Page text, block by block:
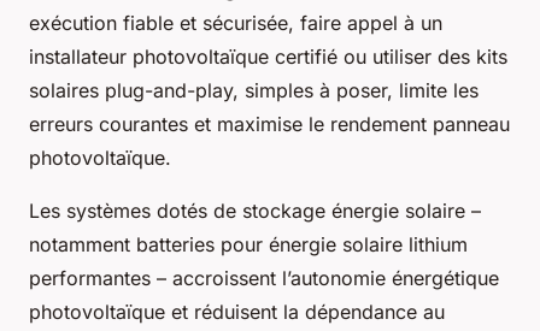
exécution fiable et sécurisée, faire appel à un
installateur photovoltaïque certifié ou utiliser des kits
solaires plug-and-play, simples à poser, limite les
erreurs courantes et maximise le rendement panneau
photovoltaïque.
Les systèmes dotés de stockage énergie solaire –
notamment batteries pour énergie solaire lithium
performantes – accroissent l’autonomie énergétique
photovoltaïque et réduisent la dépendance au